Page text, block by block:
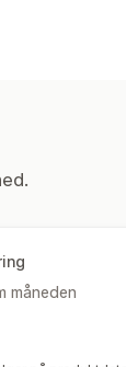
måneden